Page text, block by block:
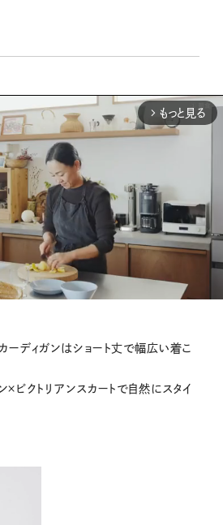
arrow_forward_ios もっと見る
M
e
ーディガンはショート丈で幅広い着こ
×ビクトリアンスカートで自然にスタイ